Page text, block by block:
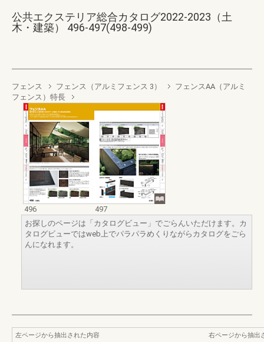
公共エクステリア総合カタログ2022-2023（土
木・建築） 496-497(498-499)
フェンス フェンス（アルミフェンス 3）
フェンスAA（アルミ
フェンス）特長
496
497
お探しのページは「カタログビュー」でごらんいただけます。カ
タログビューではweb上でパラパラめくりながらカタログをごら
んになれます。
左ページから抽出された内容
右ページから抽出